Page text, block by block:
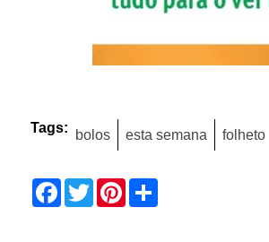
Tags: bolos esta semana folheto
Facebook
TwitterPinterest
Share